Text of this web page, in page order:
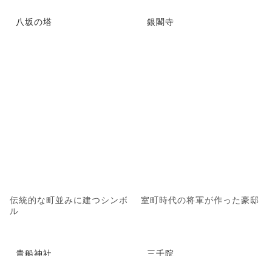
八坂の塔
伝統的な町並みに建つシンボ
ル
銀閣寺
室町時代の将軍が作った豪邸
貴船神社 三千院